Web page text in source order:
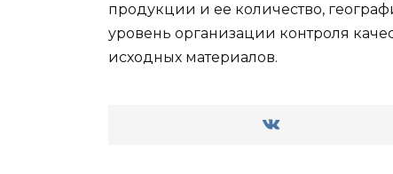
продукции и ее количество,
уровень организации контроля
исходных материалов.